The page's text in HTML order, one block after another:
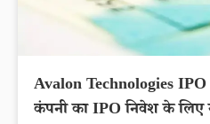
Avalon Technologies
कंपनी का IPO निवेश के लिए